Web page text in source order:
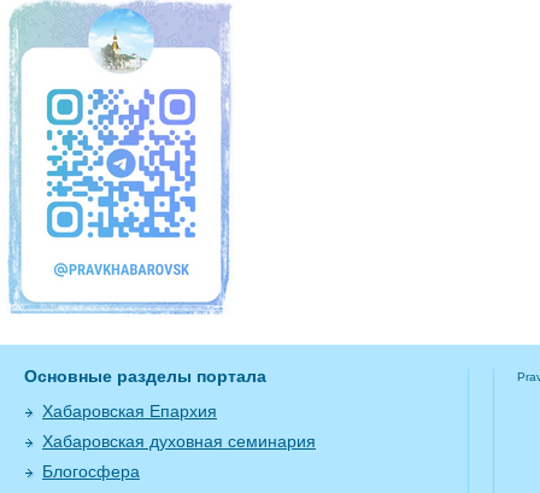
Основные разделы портала
Хабаровская Епархия
Хабаровская духовная семинария
Блогосфера